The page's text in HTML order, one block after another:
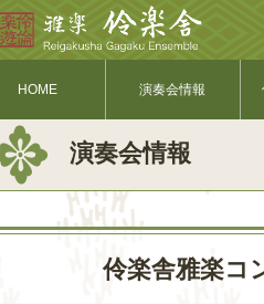
HOME 演奏会情報
演奏会情報
伶楽舎雅楽コ